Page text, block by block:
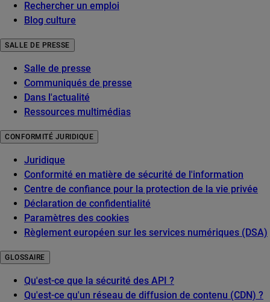
Rechercher un emploi
Blog culture
SALLE DE PRESSE
Salle de presse
Communiqués de presse
Dans l'actualité
Ressources multimédias
CONFORMITÉ JURIDIQUE
Juridique
Conformité en matière de sécurité de l'information
Centre de confiance pour la protection de la vie privée
Déclaration de confidentialité
Paramètres des cookies
Règlement européen sur les services numériques (DSA)
GLOSSAIRE
Qu'est-ce que la sécurité des API ?
Qu'est-ce qu'un réseau de diffusion de contenu (CDN) ?